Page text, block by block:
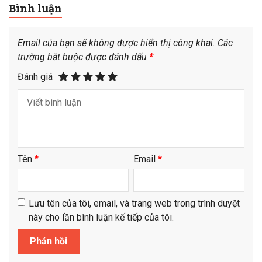
Bình luận
Email của bạn sẽ không được hiển thị công khai. Các
trường bắt buộc được đánh dấu *
Đánh giá
Tên * Email *
Lưu tên của tôi, email, và trang web trong trình duyệt
này cho lần bình luận kế tiếp của tôi.